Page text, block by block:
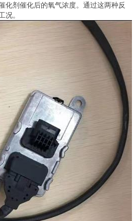
化剂催化后的氧气浓度。通过这两种反
况。